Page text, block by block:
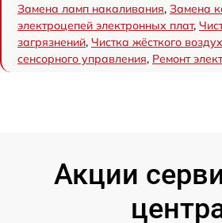
Замена ламп накаливания, Замена
электроцепей электронных плат,
загрязнений, Чистка жёсткого
сенсорного управления, Ремонт
Акции